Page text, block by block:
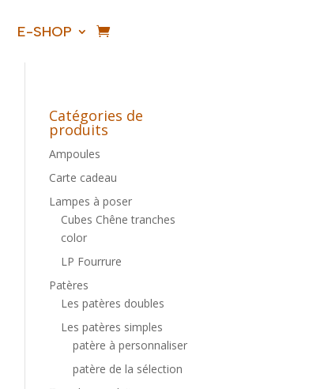
E-SHOP
Catégories de
produits
Ampoules
Carte cadeau
Lampes à poser
Cubes Chêne tranches
color
LP Fourrure
Patères
Les patères doubles
Les patères simples
patère à personnaliser
patère de la sélection